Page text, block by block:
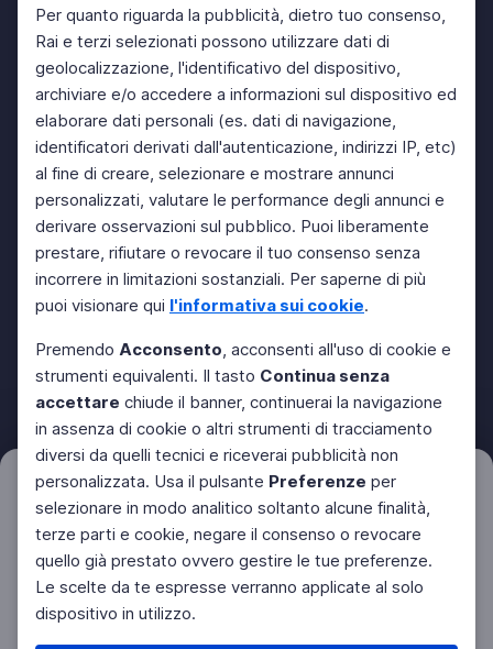
Per quanto riguarda la pubblicità, dietro tuo consenso,
Rai e terzi selezionati possono utilizzare dati di
geolocalizzazione, l'identificativo del dispositivo,
archiviare e/o accedere a informazioni sul dispositivo ed
elaborare dati personali (es. dati di navigazione,
identificatori derivati dall'autenticazione, indirizzi IP, etc)
al fine di creare, selezionare e mostrare annunci
personalizzati, valutare le performance degli annunci e
derivare osservazioni sul pubblico. Puoi liberamente
prestare, rifiutare o revocare il tuo consenso senza
incorrere in limitazioni sostanziali. Per saperne di più
puoi visionare qui l'informativa sui cookie.
Premendo Acconsento, acconsenti all'uso di cookie e
strumenti equivalenti. Il tasto Continua senza
accettare chiude il banner, continuerai la navigazione
in assenza di cookie o altri strumenti di tracciamento
diversi da quelli tecnici e riceverai pubblicità non
personalizzata. Usa il pulsante Preferenze per
selezionare in modo analitico soltanto alcune finalità,
terze parti e cookie, negare il consenso o revocare
quello già prestato ovvero gestire le tue preferenze.
Le scelte da te espresse verranno applicate al solo
dispositivo in utilizzo.
Filtri Azzera